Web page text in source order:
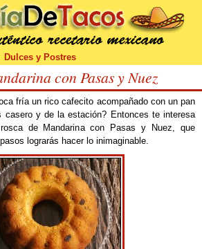
Dulces y Postres
con Pasas y Nuez
fría un rico cafecito acompañado con un pan
casero y de la estación? Entonces te interesa
de Mandarina con Pasas y Nuez, que
lograrás hacer lo inimaginable.